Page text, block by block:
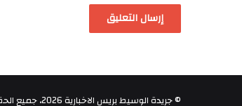
© جريدة الوسيط بريس الاخبارية 2026، جميع الحقوق محفوظة